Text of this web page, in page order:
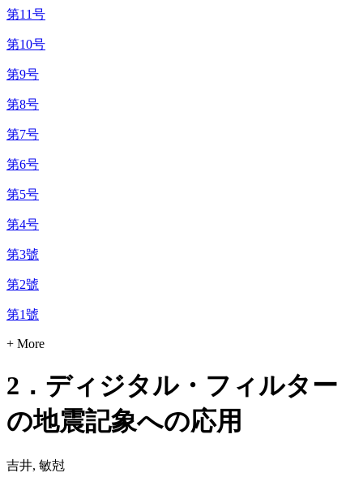
第11号
第10号
第9号
第8号
第7号
第6号
第5号
第4号
第3號
第2號
第1號
+ More
2．ディジタル・フィルター
の地震記象への応用
吉井, 敏尅